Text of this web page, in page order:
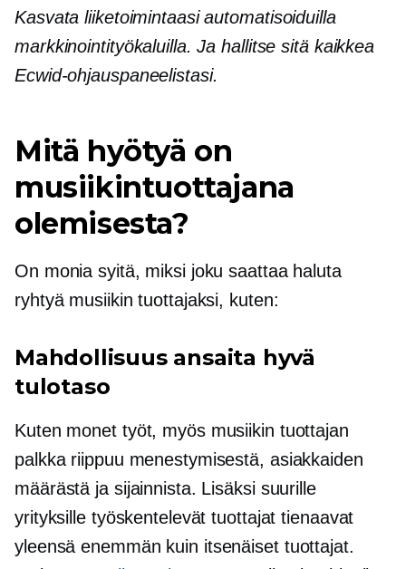
Kasvata liiketoimintaasi automatisoiduilla
markkinointityökaluilla. Ja hallitse sitä kaikkea
Ecwid-ohjauspaneelistasi.
Mitä hyötyä on
musiikintuottajana
olemisesta?
On monia syitä, miksi joku saattaa haluta
ryhtyä musiikin tuottajaksi, kuten:
Mahdollisuus ansaita hyvä
tulotaso
Kuten monet työt, myös musiikin tuottajan
palkka riippuu menestymisestä, asiakkaiden
määrästä ja sijainnista. Lisäksi suurille
yrityksille työskentelevät tuottajat tienaavat
yleensä enemmän kuin itsenäiset tuottajat.